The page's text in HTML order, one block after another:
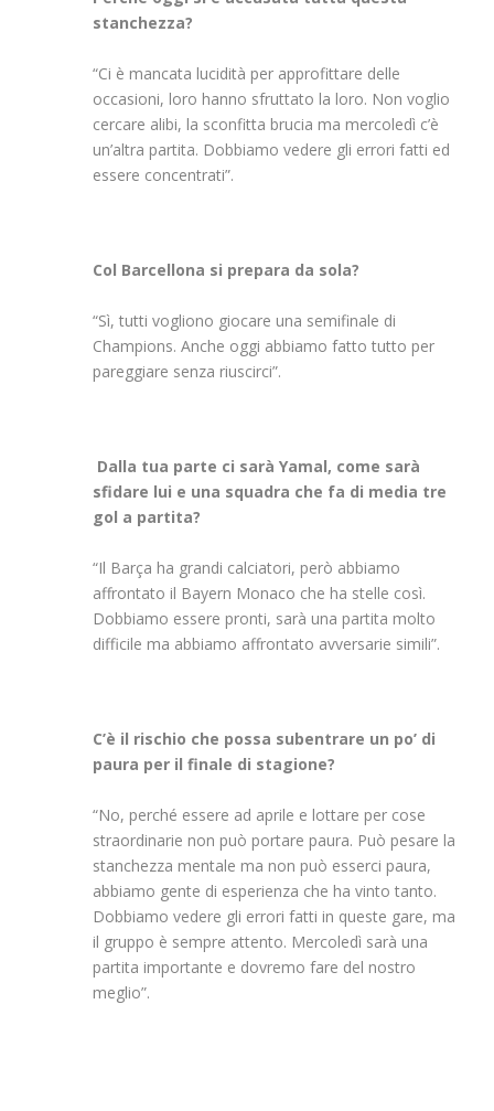
stanchezza?
“Ci è mancata lucidità per approfittare delle
occasioni, loro hanno sfruttato la loro. Non voglio
cercare alibi, la sconfitta brucia ma mercoledì c’è
un’altra partita. Dobbiamo vedere gli errori fatti ed
essere concentrati”.
Col Barcellona si prepara da sola?
“Sì, tutti vogliono giocare una semifinale di
Champions. Anche oggi abbiamo fatto tutto per
pareggiare senza riuscirci”.
Dalla tua parte ci sarà Yamal, come sarà
sfidare lui e una squadra che fa di media tre
gol a partita?
“Il Barça ha grandi calciatori, però abbiamo
affrontato il Bayern Monaco che ha stelle così.
Dobbiamo essere pronti, sarà una partita molto
difficile ma abbiamo affrontato avversarie simili”.
C’è il rischio che possa subentrare un po’ di
paura per il finale di stagione?
“No, perché essere ad aprile e lottare per cose
straordinarie non può portare paura. Può pesare la
stanchezza mentale ma non può esserci paura,
abbiamo gente di esperienza che ha vinto tanto.
Dobbiamo vedere gli errori fatti in queste gare, ma
il gruppo è sempre attento. Mercoledì sarà una
partita importante e dovremo fare del nostro
meglio”.